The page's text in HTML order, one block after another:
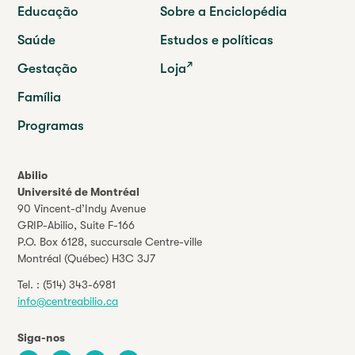
Abilio
Université de Montréal
90 Vincent-d’Indy Avenue
GRIP-Abilio, Suite F-166
P.O. Box 6128, succursale Centre-ville
Montréal (Québec) H3C 3J7
Tel. : (514) 343-6981
info@centreabilio.ca
Siga-nos
Educação
Saúde
Gestação
Família
Programas
Sobre a Enciclopédia
Estudos e políticas
Loja